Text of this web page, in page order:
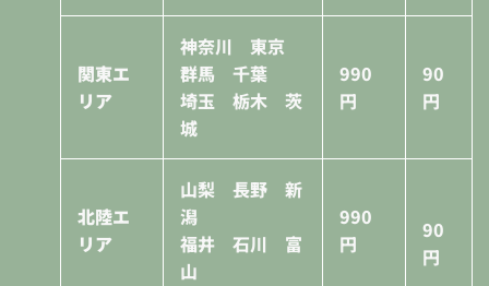
関東エ
リア
神奈川 東京
群馬 千葉
埼玉 栃木 茨
城
990
円
90
円
北陸エ
リア
山梨 長野 新
潟
福井 石川 富
山
990
円
90
円